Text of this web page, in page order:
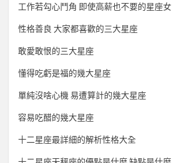
工作若勾心鬥角 即使高薪也不要的星座女
性格善良 大家都喜歡的三大星座
敢愛敢恨的三大星座
懂得吃虧是福的幾大星座
單純沒啥心機 易遭算計的幾大星座
容易吃醋的幾大星座
十二星座最詳細的解析性格大全